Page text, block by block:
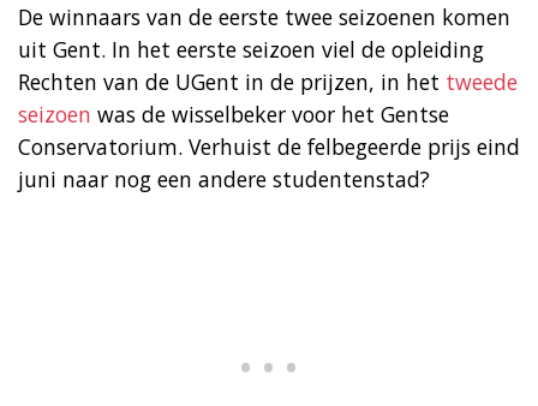
De winnaars van de eerste twee seizoenen komen
uit Gent. In het eerste seizoen viel de opleiding
Rechten van de UGent in de prijzen, in het tweede
seizoen was de wisselbeker voor het Gentse
Conservatorium. Verhuist de felbegeerde prijs eind
juni naar nog een andere studentenstad?